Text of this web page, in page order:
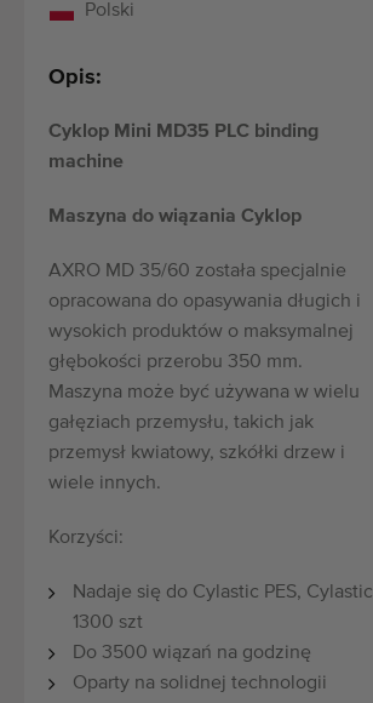
Polski
Opis:
Cyklop Mini MD35 PLC binding
machine
Maszyna do wiązania Cyklop
AXRO MD 35/60 została specjalnie
opracowana do opasywania długich i
wysokich produktów o maksymalnej
głębokości przerobu 350 mm.
Maszyna może być używana w wielu
gałęziach przemysłu, takich jak
przemysł kwiatowy, szkółki drzew i
wiele innych.
Korzyści:
Nadaje się do Cylastic PES, Cylastic
1300 szt
Do 3500 wiązań na godzinę
Oparty na solidnej technologii